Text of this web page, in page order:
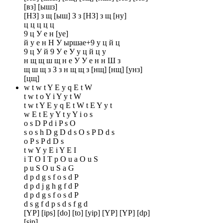
[вз] [ышз]
[НЗ] з щ [ыш] З з [НЗ] з щ [ну]
ц ц ц ц ц
9 ц У е н [уе]
й у е н Н У ыршае+9 у ц й ц
9 ц У й 9 У е У у ц й ц у
н щ щ ш щ н е У У е н н Ш з
щ ш щ з З з н щ щ з [нщ] [нщ] [унз]
[цщ]
w t w t Y E y q E t W
t w t o Y i Y y t W
t w t Y E y q E t W t E Y y t
w E t E y Y t y Y i o s
o s D P d i P s O
s o s h D g D d s O s P D d s
o P s P d D s
t w Y y E i Y E I
i T O I T p O u a O u S
p u S O u S a G
d p d g s f o s d P
d p d j g h g f d P
d p d g s f o s d P
d s g f d p s d s f g d
[YP] [ips] [do] [to] [yip] [YP] [YP] [dp]